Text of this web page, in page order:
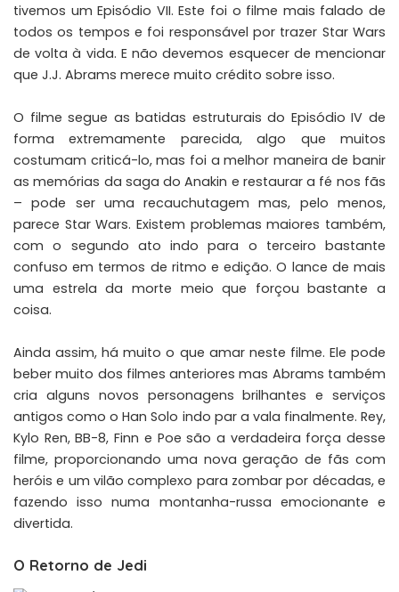
tivemos um Episódio VII. Este foi o filme mais falado de
todos os tempos e foi responsável por trazer Star Wars
de volta à vida. E não devemos esquecer de mencionar
que J.J. Abrams merece muito crédito sobre isso.
O filme segue as batidas estruturais do Episódio IV de
forma extremamente parecida, algo que muitos
costumam criticá-lo, mas foi a melhor maneira de banir
as memórias da saga do Anakin e restaurar a fé nos fãs
– pode ser uma recauchutagem mas, pelo menos,
parece Star Wars. Existem problemas maiores também,
com o segundo ato indo para o terceiro bastante
confuso em termos de ritmo e edição. O lance de mais
uma estrela da morte meio que forçou bastante a
coisa.
Ainda assim, há muito o que amar neste filme. Ele pode
beber muito dos filmes anteriores mas Abrams também
cria alguns novos personagens brilhantes e serviços
antigos como o Han Solo indo par a vala finalmente. Rey,
Kylo Ren, BB-8, Finn e Poe são a verdadeira força desse
filme, proporcionando uma nova geração de fãs com
heróis e um vilão complexo para zombar por décadas, e
fazendo isso numa montanha-russa emocionante e
divertida.
O Retorno de Jedi